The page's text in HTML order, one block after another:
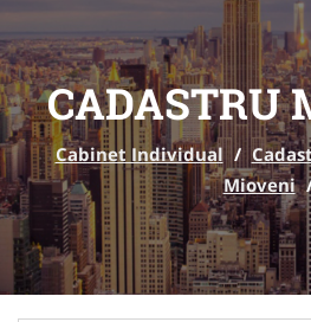
CADASTRU
Cabinet Individual /
Mioveni